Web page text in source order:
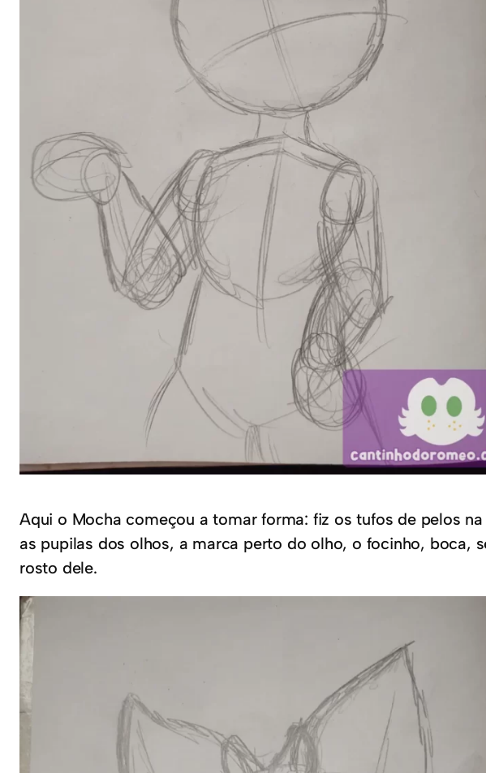
Aqui o Mocha começou a tomar forma: fiz os tufos de pelos
as pupilas dos olhos, a marca perto do olho, o focinho, boca,
rosto dele.